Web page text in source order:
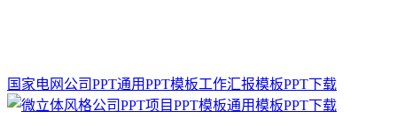
国家电网公司PPT通用PPT模板工作汇报模板PPT下载